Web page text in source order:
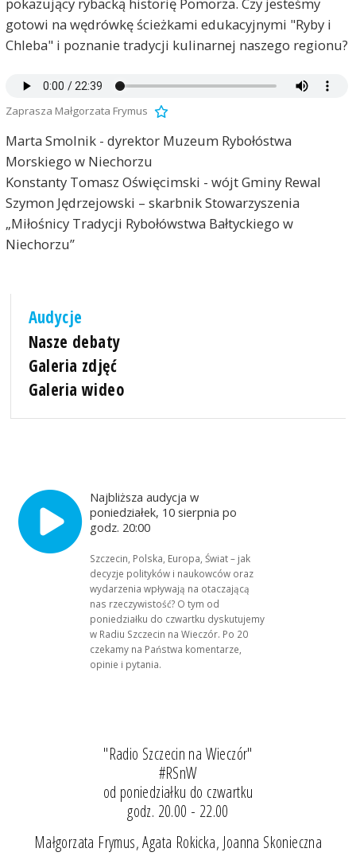
gotowi na wędrówkę ścieżkami edukacyjnymi "Ryby i
Chleba" i poznanie tradycji kulinarnej naszego regionu?
Zaprasza Małgorzata Frymus
Marta Smolnik - dyrektor Muzeum Rybołóstwa
Morskiego w Niechorzu
Konstanty Tomasz Oświęcimski - wójt Gminy Rewal
Szymon Jędrzejowski – skarbnik Stowarzyszenia
„Miłośnicy Tradycji Rybołówstwa Bałtyckiego w
Niechorzu”
Audycje
Nasze debaty
Galeria zdjęć
Galeria wideo
Najbliższa audycja w
poniedziałek, 10 sierpnia po
godz. 20:00
Szczecin, Polska, Europa, Świat – jak
decyzje polityków i naukowców oraz
wydarzenia wpływają na otaczającą
nas rzeczywistość? O tym od
poniedziałku do czwartku dyskutujemy
w Radiu Szczecin na Wieczór. Po 20
czekamy na Państwa komentarze,
opinie i pytania.
"Radio Szczecin na Wieczór"
#RSnW
od poniedziałku do czwartku
godz. 20.00 - 22.00
Małgorzata Frymus, Agata Rokicka, Joanna Skonieczna